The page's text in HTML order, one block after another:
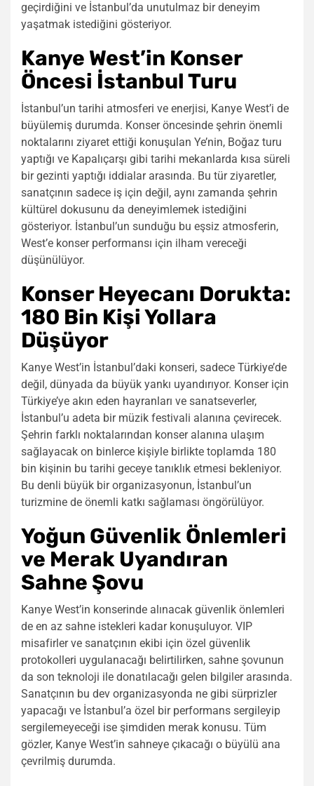
geçirdiğini ve İstanbul’da unutulmaz bir deneyim
yaşatmak istediğini gösteriyor.
Kanye West’in Konser
Öncesi İstanbul Turu
İstanbul’un tarihi atmosferi ve enerjisi, Kanye West’i de
büyülemiş durumda. Konser öncesinde şehrin önemli
noktalarını ziyaret ettiği konuşulan Ye’nin, Boğaz turu
yaptığı ve Kapalıçarşı gibi tarihi mekanlarda kısa süreli
bir gezinti yaptığı iddialar arasında. Bu tür ziyaretler,
sanatçının sadece iş için değil, aynı zamanda şehrin
kültürel dokusunu da deneyimlemek istediğini
gösteriyor. İstanbul’un sunduğu bu eşsiz atmosferin,
West’e konser performansı için ilham vereceği
düşünülüyor.
Konser Heyecanı Dorukta:
180 Bin Kişi Yollara
Düşüyor
Kanye West’in İstanbul’daki konseri, sadece Türkiye’de
değil, dünyada da büyük yankı uyandırıyor. Konser için
Türkiye’ye akın eden hayranları ve sanatseverler,
İstanbul’u adeta bir müzik festivali alanına çevirecek.
Şehrin farklı noktalarından konser alanına ulaşım
sağlayacak on binlerce kişiyle birlikte toplamda 180
bin kişinin bu tarihi geceye tanıklık etmesi bekleniyor.
Bu denli büyük bir organizasyonun, İstanbul’un
turizmine de önemli katkı sağlaması öngörülüyor.
Yoğun Güvenlik Önlemleri
ve Merak Uyandıran
Sahne Şovu
Kanye West’in konserinde alınacak güvenlik önlemleri
de en az sahne istekleri kadar konuşuluyor. VIP
misafirler ve sanatçının ekibi için özel güvenlik
protokolleri uygulanacağı belirtilirken, sahne şovunun
da son teknoloji ile donatılacağı gelen bilgiler arasında.
Sanatçının bu dev organizasyonda ne gibi sürprizler
yapacağı ve İstanbul’a özel bir performans sergileyip
sergilemeyeceği ise şimdiden merak konusu. Tüm
gözler, Kanye West’in sahneye çıkacağı o büyülü ana
çevrilmiş durumda.